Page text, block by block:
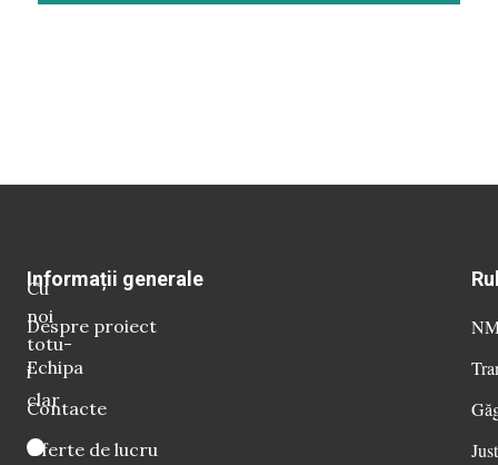
Cu
noi
totu-
i
clar
Informații generale
Despre proiect
Echipa
Contacte
Oferte de lucru